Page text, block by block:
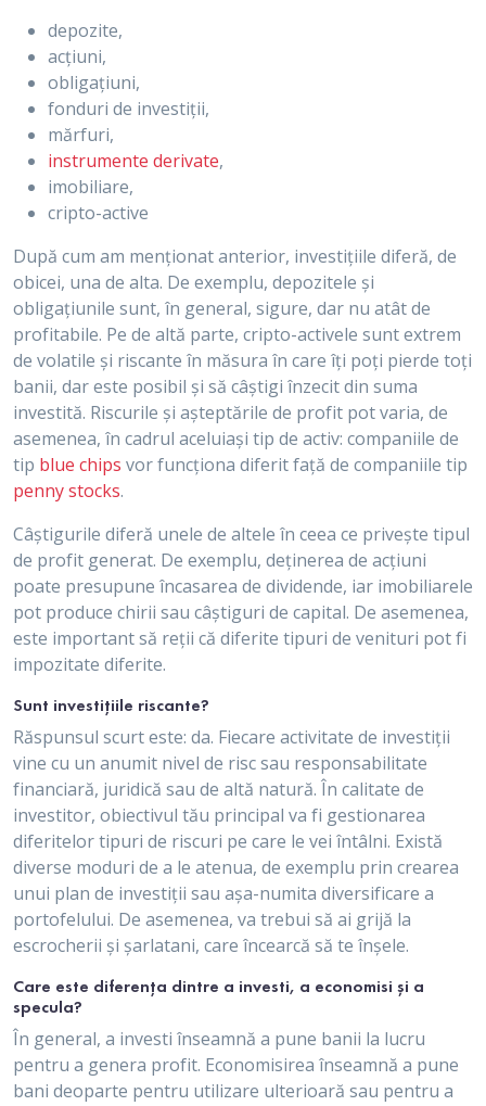
depozite,
acțiuni,
obligațiuni,
fonduri de investiții,
mărfuri,
instrumente derivate,
imobiliare,
cripto-active
După cum am menționat anterior, investițiile diferă, de
obicei, una de alta. De exemplu, depozitele și
obligațiunile sunt, în general, sigure, dar nu atât de
profitabile. Pe de altă parte, cripto-activele sunt extrem
de volatile și riscante în măsura în care îți poți pierde toți
banii, dar este posibil și să câștigi înzecit din suma
investită. Riscurile și așteptările de profit pot varia, de
asemenea, în cadrul aceluiași tip de activ: companiile de
tip blue chips vor funcționa diferit față de companiile tip
penny stocks.
Câștigurile diferă unele de altele în ceea ce privește tipul
de profit generat. De exemplu, deținerea de acțiuni
poate presupune încasarea de dividende, iar imobiliarele
pot produce chirii sau câștiguri de capital. De asemenea,
este important să reții că diferite tipuri de venituri pot fi
impozitate diferite.
Sunt investițiile riscante?
Răspunsul scurt este: da. Fiecare activitate de investiții
vine cu un anumit nivel de risc sau responsabilitate
financiară, juridică sau de altă natură. În calitate de
investitor, obiectivul tău principal va fi gestionarea
diferitelor tipuri de riscuri pe care le vei întâlni. Există
diverse moduri de a le atenua, de exemplu prin crearea
unui plan de investiții sau așa-numita diversificare a
portofelului. De asemenea, va trebui să ai grijă la
escrocherii și șarlatani, care încearcă să te înșele.
Care este diferența dintre a investi, a economisi și a
specula?
În general, a investi înseamnă a pune banii la lucru
pentru a genera profit. Economisirea înseamnă a pune
bani deoparte pentru utilizare ulterioară sau pentru a